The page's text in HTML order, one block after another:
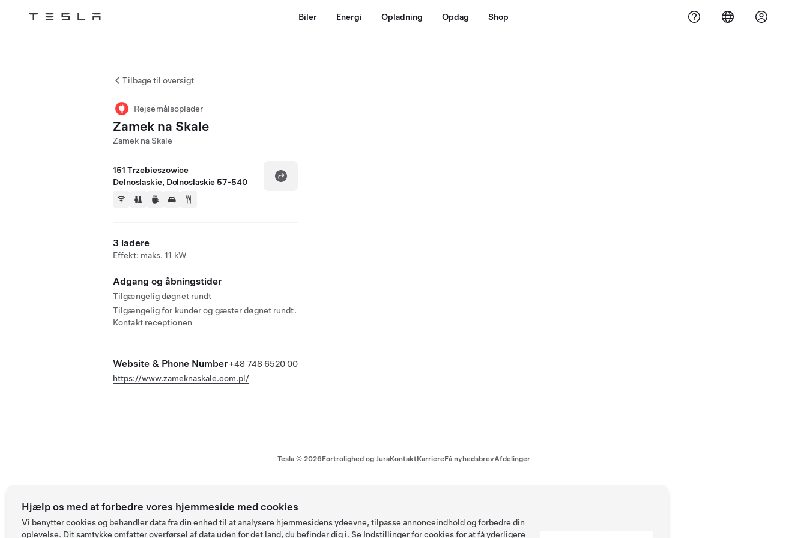
Tesla Biler Energi Opladning Opdag Shop
Tilbage til oversigt
Rejsemålsoplader
Zamek na Skale
Zamek na Skale
151 Trzebieszowice
Delnoslaskie, Dolnoslaskie 57-540
3 ladere
Effekt: maks. 11 kW
Adgang og åbningstider
Tilgængelig døgnet rundt
Tilgængelig for kunder og gæster døgnet rundt.
Kontakt receptionen
Website & Phone Number+48 748 6520 00
https://www.zameknaskale.com.pl/
Tesla © 2026Fortrolighed og JuraKontaktKarriereFå nyhedsbrevAfdelinger
Hjælp os med at forbedre vores hjemmeside med cookies
Vi benytter cookies og behandler data fra din enhed til at analysere hjemmesidens ydeevne, tilpasse annonceindhold og forbedre din
oplevelse. Dit samtykke omfatter overførsel af data uden for det land, du befinder dig i. Se Indstillinger for cookiesfor at få yderligere